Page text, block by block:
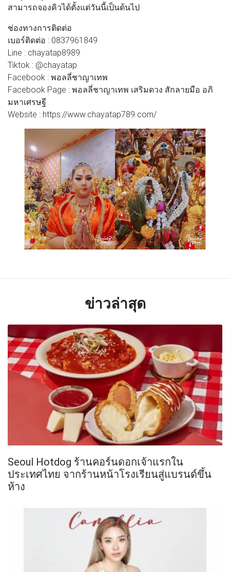
สามารถจองคิวได้ตั้งแต่วันนี้เป็นต้นไป
ช่องทางการติดต่อ
เบอร์ติดต่อ : 0837961849
Line : chayatap8989
Tiktok : @chayatap
Facebook : พอลลี่ชาญาเทพ
Facebook Page : พอลลี่ชาญาเทพ เสริมดวง สักลายมือ อภิ
มหาเศรษฐี
Website : https://www.chayatap789.com/
ข่าวล่าสุด
Seoul Hotdog ร้านคอร์นดอกเจ้าแรกใน
ประเทศไทย จากร้านหน้าโรงเรียนสู่แบรนด์ขึ้น
ห้าง